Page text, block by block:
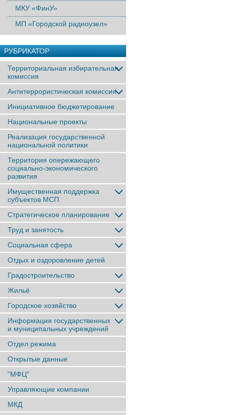
МКУ «ФинУ»
МП «Городской радиоузел»
РУБРИКАТОР
Территориальная избирательная
комиссия
Антитеррористическая комиссия
Инициативное бюджетирование
Национальные проекты
Реализация государственной
национальной политики
Территория опережающего
социально-экономического
развития
Имущественная поддержка
субъектов МСП
Стратегическое планирование
Труд и занятость
Социальная сфера
Отдых и оздоровление детей
Градостроительство
Жильё
Городское хозяйство
Информация государственных
и муниципальных учреждений
Отдел режима
Открытые данные
"МФЦ"
Управляющие компании
МКД